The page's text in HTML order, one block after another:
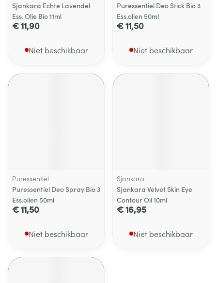
Sjankara Echte Lavendel
Ess. Olie Bio 11ml
€ 11,90
Niet beschikbaar
Puressentiel Deo Stick Bio 3
Ess.olien 50ml
€ 11,50
Niet beschikbaar
Puressentiel
Puressentiel Deo Spray Bio 3
Ess.olien 50ml
€ 11,50
Niet beschikbaar
Sjankara
Sjankara Velvet Skin Eye
Contour Oil 10ml
€ 16,95
Niet beschikbaar